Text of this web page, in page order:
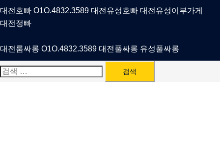
대전호빠 O1O.4832.3589 대전유성호빠 대전유성이부가게
대전정빠
대전룸싸롱 O1O.4832.3589 대전풀싸롱 유성풀싸롱
검